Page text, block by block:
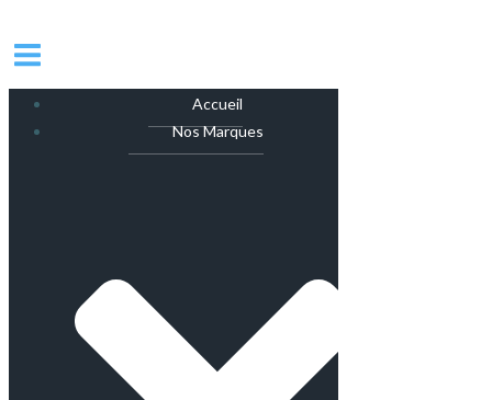
Accueil
Nos Marques